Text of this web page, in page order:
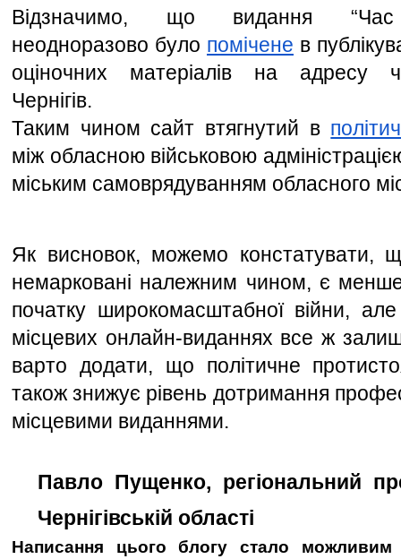
Відзначимо, що видання “Час
неодноразово було помічене в
оціночних матеріалів на адресу
Чернігів.
Таким чином сайт втягнутий в
між обласною військовою
міським самоврядуванням обласного
Як висновок, можемо констатувати,
немарковані належним чином, є
початку широкомасштабної війни,
місцевих онлайн-виданнях все ж
варто додати, що політичне
також знижує рівень дотримання
місцевими виданнями.
Павло Пущенко, регіональний
Чернігівській області
Написання цього блогу стало можливим